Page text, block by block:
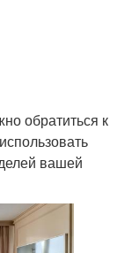
обратиться к
вашей